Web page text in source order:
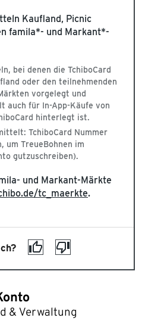
Kaufland, Picnic
famila*- und Markant*-
bei denen die TchiboCard
oder den teilnehmenden
vorgelegt und
auch für In-App-Käufe von
hinterlegt ist.
TchiboCard Nummer
um TreueBohnen im
gutzuschreiben).
und Markant-Märkte
tc_maerkte.
& Verwaltung